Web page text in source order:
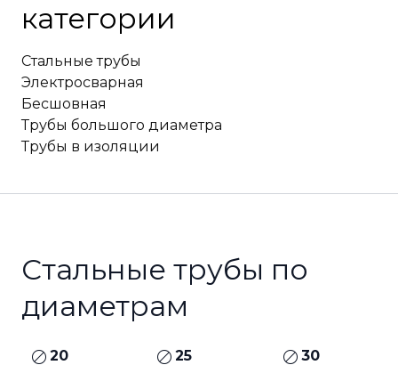
категории
Стальные трубы
Электросварная
Бесшовная
Трубы большого диаметра
Трубы в изоляции
Стальные трубы по
диаметрам
20 25 30